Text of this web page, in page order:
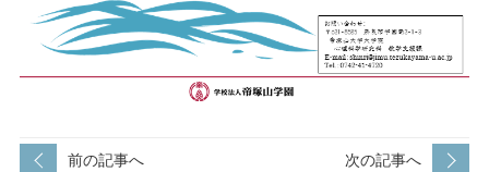
前の記事へ 次の記事へ